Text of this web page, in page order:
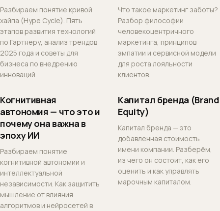
Разбираем понятие кривой
хайпа (Hype Cycle). Пять
этапов развития технологий
по Гартнеру, анализ трендов
2025 года и советы для
бизнеса по внедрению
инноваций.
Что такое маркетинг заботы?
Разбор философии
человекоцентричного
маркетинга, принципов
эмпатии и сервисной модели
для роста лояльности
клиентов.
Когнитивная
автономия — что это и
почему она важна в
эпоху ИИ
Разбираем понятие
когнитивной автономии и
интеллектуальной
независимости. Как защитить
мышление от влияния
алгоритмов и нейросетей в
Капитал бренда (Brand
Equity)
Капитал бренда — это
добавленная стоимость
имени компании. Разберём,
из чего он состоит, как его
оценить и как управлять
марочным капиталом.